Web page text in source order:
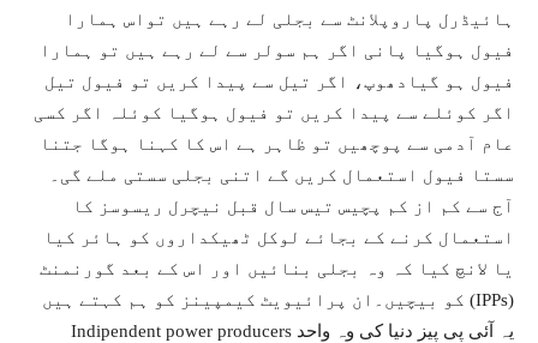
ہائیڈرل پاروپلانٹ سے بجلی لے رہے ہیں تواس ہمارا
فیول ہوگیا پانی اگر ہم سولر سے لے رہے ہیں تو ہمارا
فیول ہو گیادھوپ، اگر تیل سے پیدا کریں تو فیول تیل
اگر کوئلے سے پیدا کریں تو فیول ہوگیا کوئلہ اگر کسی
عام آدمی سے پوچھیں تو ظاہر ہے اس کا کہنا ہوگا جتنا
سستا فیول استعمال کریں گے اتنی بجلی سستی ملے گی۔
آج سے کم از کم پچیس تیس سال قبل نیچرل ریسوسز کا
استعمال کرنے کے بجائے لوکل ٹھیکداروں کو ہائر کیا
یا لانچ کیا کہ وہ بجلی بنائیں اور اس کے بعد گورنمنٹ
کو بیچیں۔ان پرائیویٹ کیمپینز کو ہم کہتے ہیں (IPPs)
Indipendent power producers یہ آئی پی پیز دنیا کی وہ واحد